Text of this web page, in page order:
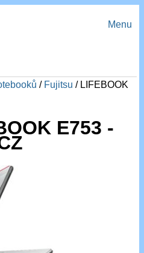
Menu
/ Fujitsu / LIFEBOOK
E753 -